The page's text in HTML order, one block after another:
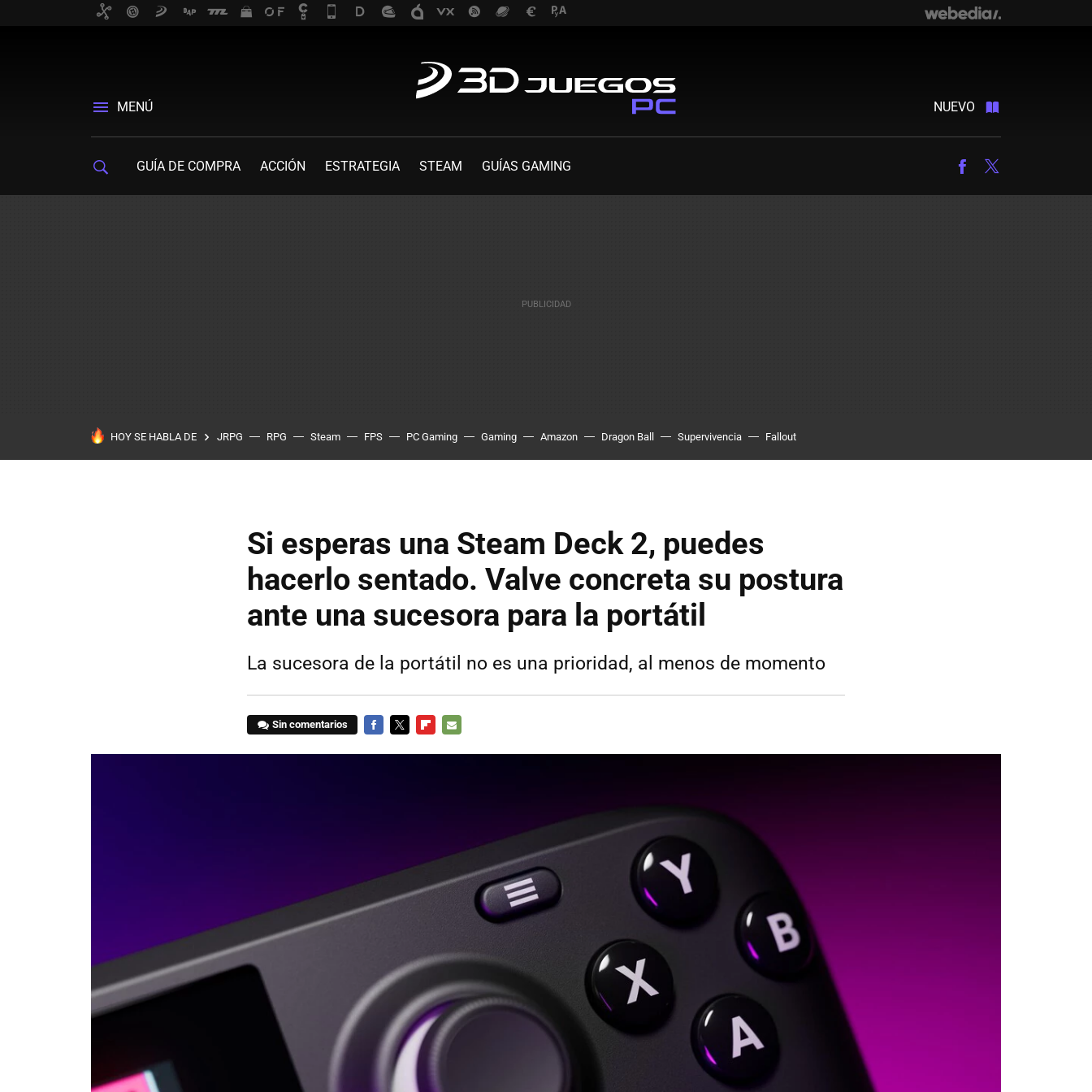
MENÚ NUEVO
GUÍA DE COMPRA ACCIÓN ESTRATEGIA STEAM GUÍAS GAMING Facebook
HOY SE HABLA DE JRPG RPG Steam FPS PC Gaming Gaming Amazon Dragon Ball Supervivencia Fallout
Si esperas una Steam Deck 2, puedes
hacerlo sentado. Valve concreta su postura
ante una sucesora para la portátil
La sucesora de la portátil no es una prioridad, al menos de momento
Sin comentarios